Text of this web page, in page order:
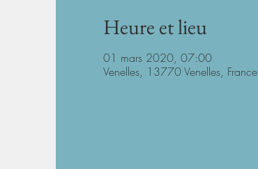
Heure et lieu
01 mars 2020, 07:00
Venelles, 13770 Venelles, France